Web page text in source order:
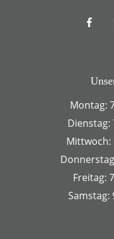
Montag:
Dienstag:
Mittwoch:
Freitag:
Samstag: